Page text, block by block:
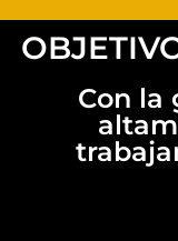
Con la